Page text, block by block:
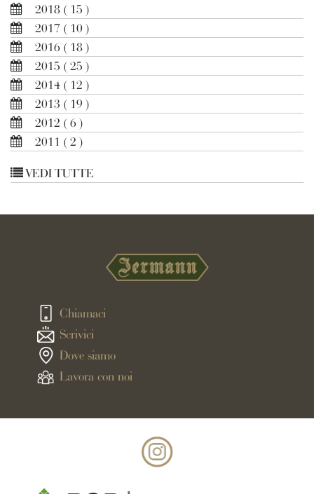
2018 ( 15 )
2017 ( 10 )
2016 ( 18 )
2015 ( 25 )
2014 ( 12 )
2013 ( 19 )
2012 ( 6 )
2011 ( 2 )
VEDI TUTTE
Chiamaci
Scrivici
Dove siamo
Lavora con noi